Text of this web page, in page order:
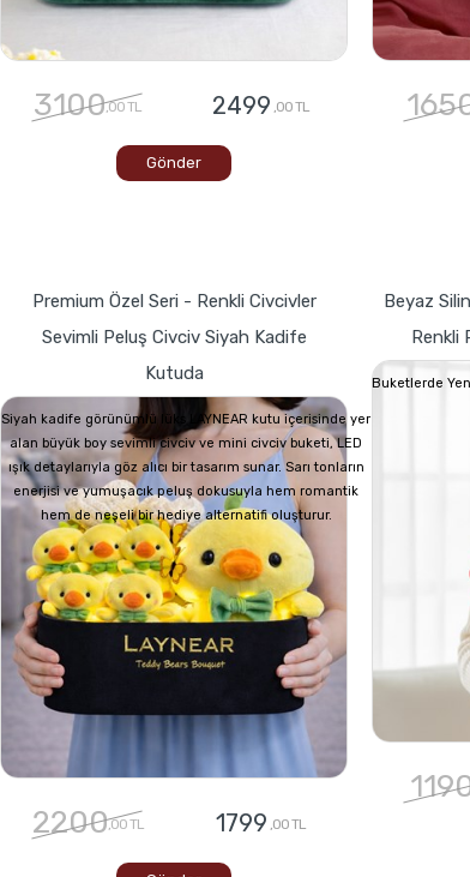
3100,00 TL 2499 ,00 TL
Gönder
Premium Özel Seri - Renkli Civcivler
Sevimli Peluş Civciv Siyah Kadife
Kutuda
Siyah kadife görünümlü lüks LAYNEAR kutu içerisinde yer
alan büyük boy sevimli civciv ve mini civciv buketi, LED
ışık detaylarıyla göz alıcı bir tasarım sunar. Sarı tonların
enerjisi ve yumuşacık peluş dokusuyla hem romantik
hem de neşeli bir hediye alternatifi oluşturur.
2200,00 TL 1799 ,00 TL
Beyaz
Renkli
Buketlerde